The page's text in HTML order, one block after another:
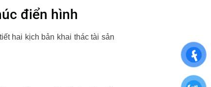
điển hình
hai kịch bản khai thác tài sản